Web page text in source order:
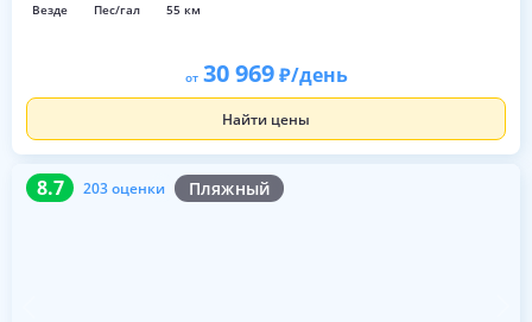
везде пес/гал 55 км
от 30 969 /день
Найти цены
8.7 203 оценки Пляжный
8.7 203 оценки